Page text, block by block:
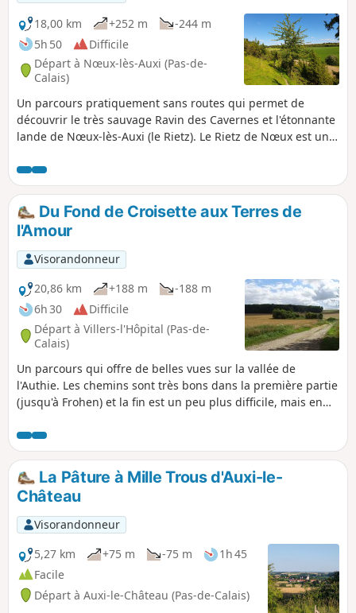
18,00 km
+252 m
-244 m
5h 50
Difficile
Départ à Nœux-lès-Auxi (Pas-de-
Calais)
Un parcours pratiquement sans routes qui permet de
découvrir le très sauvage Ravin des Cavernes et l'étonnante
lande de Nœux-lès-Auxi (le Rietz). Le Rietz de Nœux est une
printemps de très belles orchidées. Bien sûr, ne pas
cueillir ! Ce circuit reprend une très grande partie du
"Sentier de l'Étoile" dont on trouve quelques tracés, mais
pas de descriptif. En outre son balisage est minimaliste
(peut-être même disparu en mai 2025). Les barrières sont
près du grillage à droite Avant de vous attaquer à ce
parcours, je vous conseille de visionner les 2 vidéos dont on
trouve les liens dans le commentaire de Denis.
Du Fond de Croisette aux Terres de
l'Amour
Visorandonneur
20,86 km
+188 m
-188 m
6h 30
Difficile
Départ à Villers-l'Hôpital (Pas-de-
Calais)
Un parcours qui offre de belles vues sur la vallée de
l'Authie. Les chemins sont très bons dans la première partie
(jusqu'à Frohen) et la fin est un peu plus difficile, mais en
La Pâture à Mille Trous d'Auxi-le-
Château
Visorandonneur
5,27 km
+75 m -75 m
1h 45
Facile
Départ à Auxi-le-Château (Pas-de-Calais)